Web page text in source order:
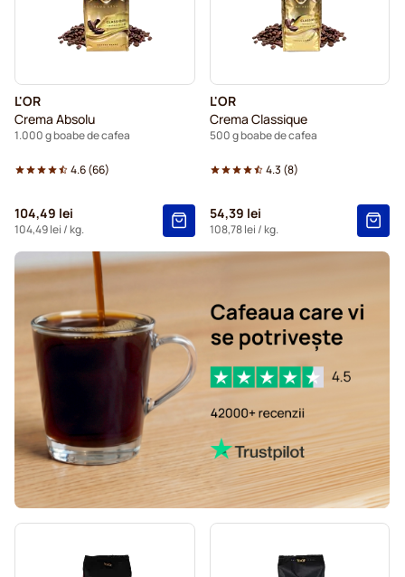
Cafea boabe Gimoka Boabe de cafea
Cafea boabe Delonghi espresso
L'OR
Crema Absolu
1.000 g boabe de cafea
4.6(66)
104,49 lei
104,49 lei / kg.
L'OR
Crema Classique
500 g boabe de cafea
4.3 (8)
54,39 lei
108,78 lei / kg.